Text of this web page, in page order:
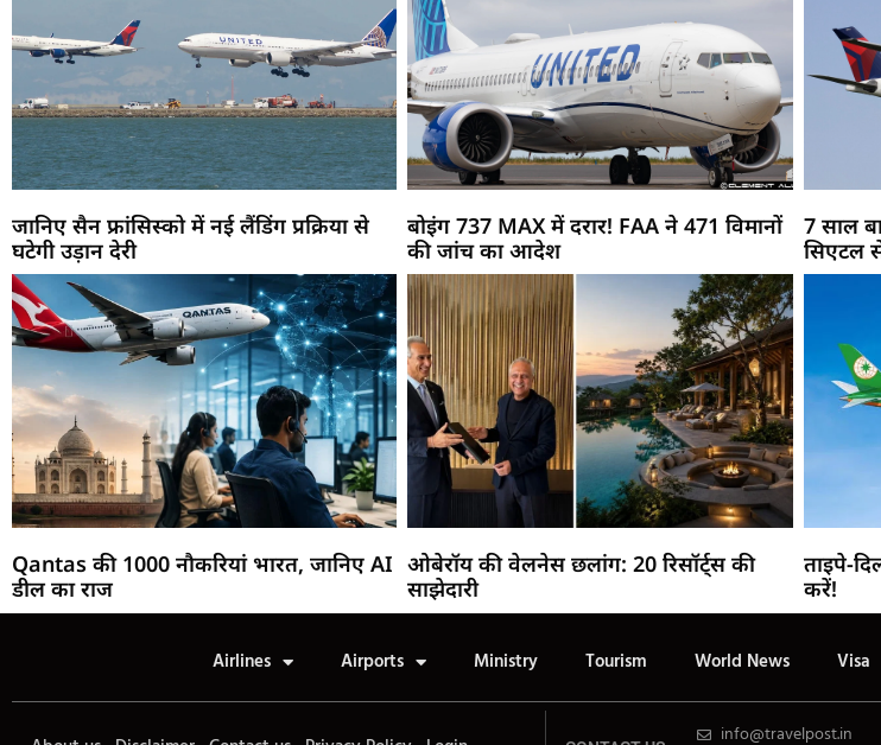
जानिए सैन फ्रांसिस्को में नई लैंडिंग प्रक्रिया से
घटेगी उड़ान देरी
बोइंग 737 MAX में दरार! FAA ने 471 विमानों
की जांच का आदेश
7 साल
सिएटल
Qantas की 1000 नौकरियां भारत, जानिए AI
डील का राज
ओबेरॉय की वेलनेस छलांग: 20 रिसॉर्ट्स की
साझेदारी
ताइपे-
करें!
Airlines Airports Ministry Tourism World News Visa
info@travelpost.in